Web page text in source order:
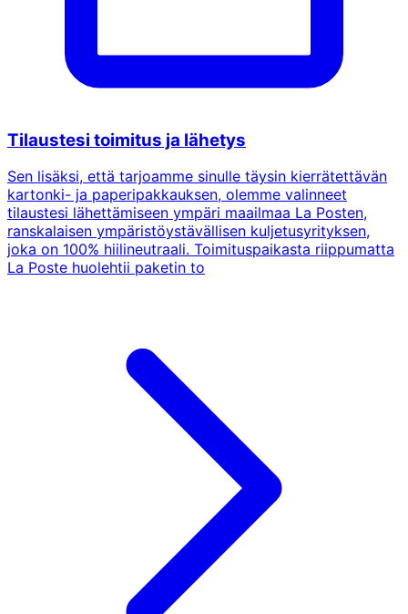
Tilaustesi toimitus ja lähetys
Sen lisäksi, että tarjoamme sinulle täysin kierrätettävän
kartonki- ja paperipakkauksen, olemme valinneet
tilaustesi lähettämiseen ympäri maailmaa La Posten,
ranskalaisen ympäristöystävällisen kuljetusyrityksen,
joka on 100% hiilineutraali. Toimituspaikasta riippumatta
La Poste huolehtii paketin to